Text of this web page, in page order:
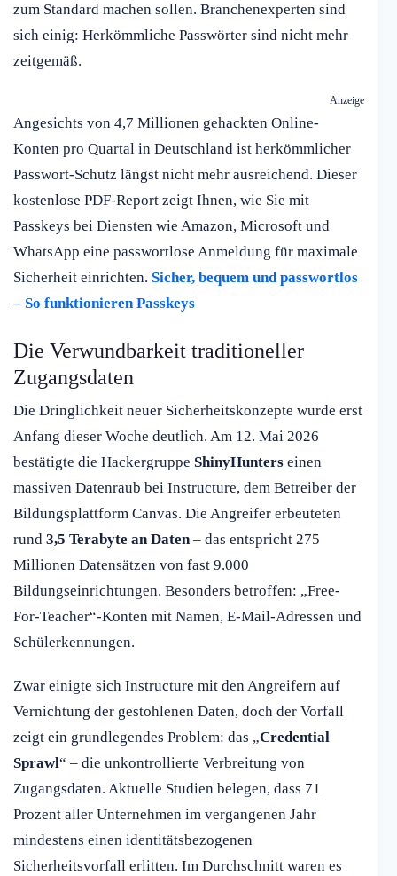
zum Standard machen sollen. Branchenexperten sind
sich einig: Herkömmliche Passwörter sind nicht mehr
zeitgemäß.
Anzeige
Angesichts von 4,7 Millionen gehackten Online-
Konten pro Quartal in Deutschland ist herkömmlicher
Passwort-Schutz längst nicht mehr ausreichend. Dieser
kostenlose PDF-Report zeigt Ihnen, wie Sie mit
Passkeys bei Diensten wie Amazon, Microsoft und
WhatsApp eine passwortlose Anmeldung für maximale
Sicherheit einrichten. Sicher, bequem und passwortlos
– So funktionieren Passkeys
Die Verwundbarkeit traditioneller
Zugangsdaten
Die Dringlichkeit neuer Sicherheitskonzepte wurde erst
Anfang dieser Woche deutlich. Am 12. Mai 2026
bestätigte die Hackergruppe ShinyHunters einen
massiven Datenraub bei Instructure, dem Betreiber der
Bildungsplattform Canvas. Die Angreifer erbeuteten
rund 3,5 Terabyte an Daten– das entspricht 275
Millionen Datensätzen von fast 9.000
Bildungseinrichtungen. Besonders betroffen: „Free-
For-Teacher“-Konten mit Namen, E-Mail-Adressen und
Schülerkennungen.
Zwar einigte sich Instructure mit den Angreifern auf
Vernichtung der gestohlenen Daten, doch der Vorfall
zeigt ein grundlegendes Problem: das „Credential
Sprawl“ – die unkontrollierte Verbreitung von
Zugangsdaten. Aktuelle Studien belegen, dass 71
Prozent aller Unternehmen im vergangenen Jahr
mindestens einen identitätsbezogenen
Sicherheitsvorfall erlitten. Im Durchschnitt waren es